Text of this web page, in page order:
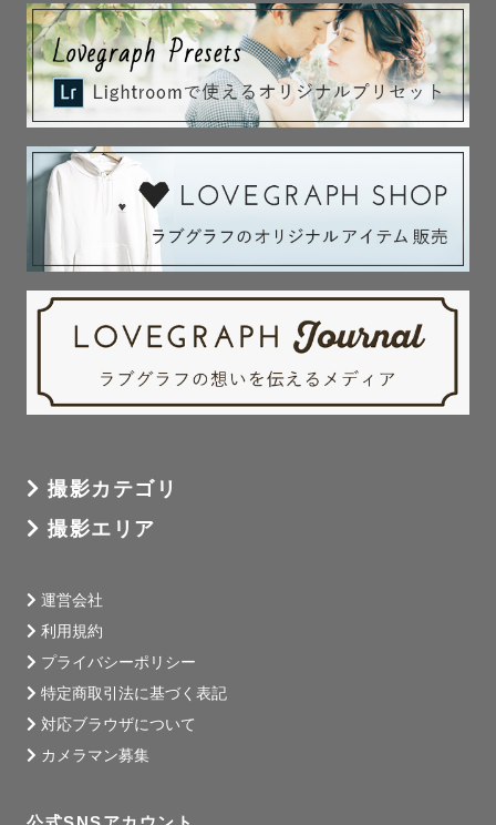
最後まで読んで頂き有り難うございました！✨
お会い出来る日を楽しみにしております😊
撮影カテゴリ
撮影エリア
運営会社
利用規約
プライバシーポリシー
特定商取引法に基づく表記
対応ブラウザについて
カメラマン募集